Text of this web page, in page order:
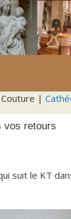
|
vos retours
suit le KT